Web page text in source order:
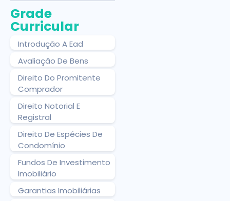
Grade
Curricular
Introdução A Ead
Avaliação De Bens
Direito Do Promitente
Comprador
Direito Notorial E
Registral
Direito De Espécies De
Condomínio
Fundos De Investimento
Imobiliário
Garantias Imobiliárias